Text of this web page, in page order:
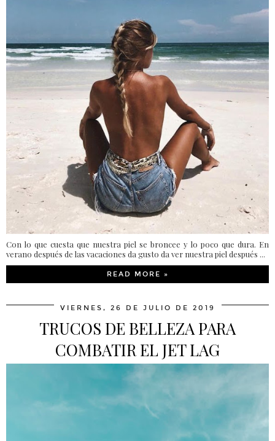
Con lo que cuesta que nuestra piel se broncee y lo poco que dura. En
verano después de las vacaciones da gusto da ver nuestra piel después ...
READ MORE »
VIERNES, 26 DE JULIO DE 2019
TRUCOS DE BELLEZA PARA
COMBATIR EL JET LAG